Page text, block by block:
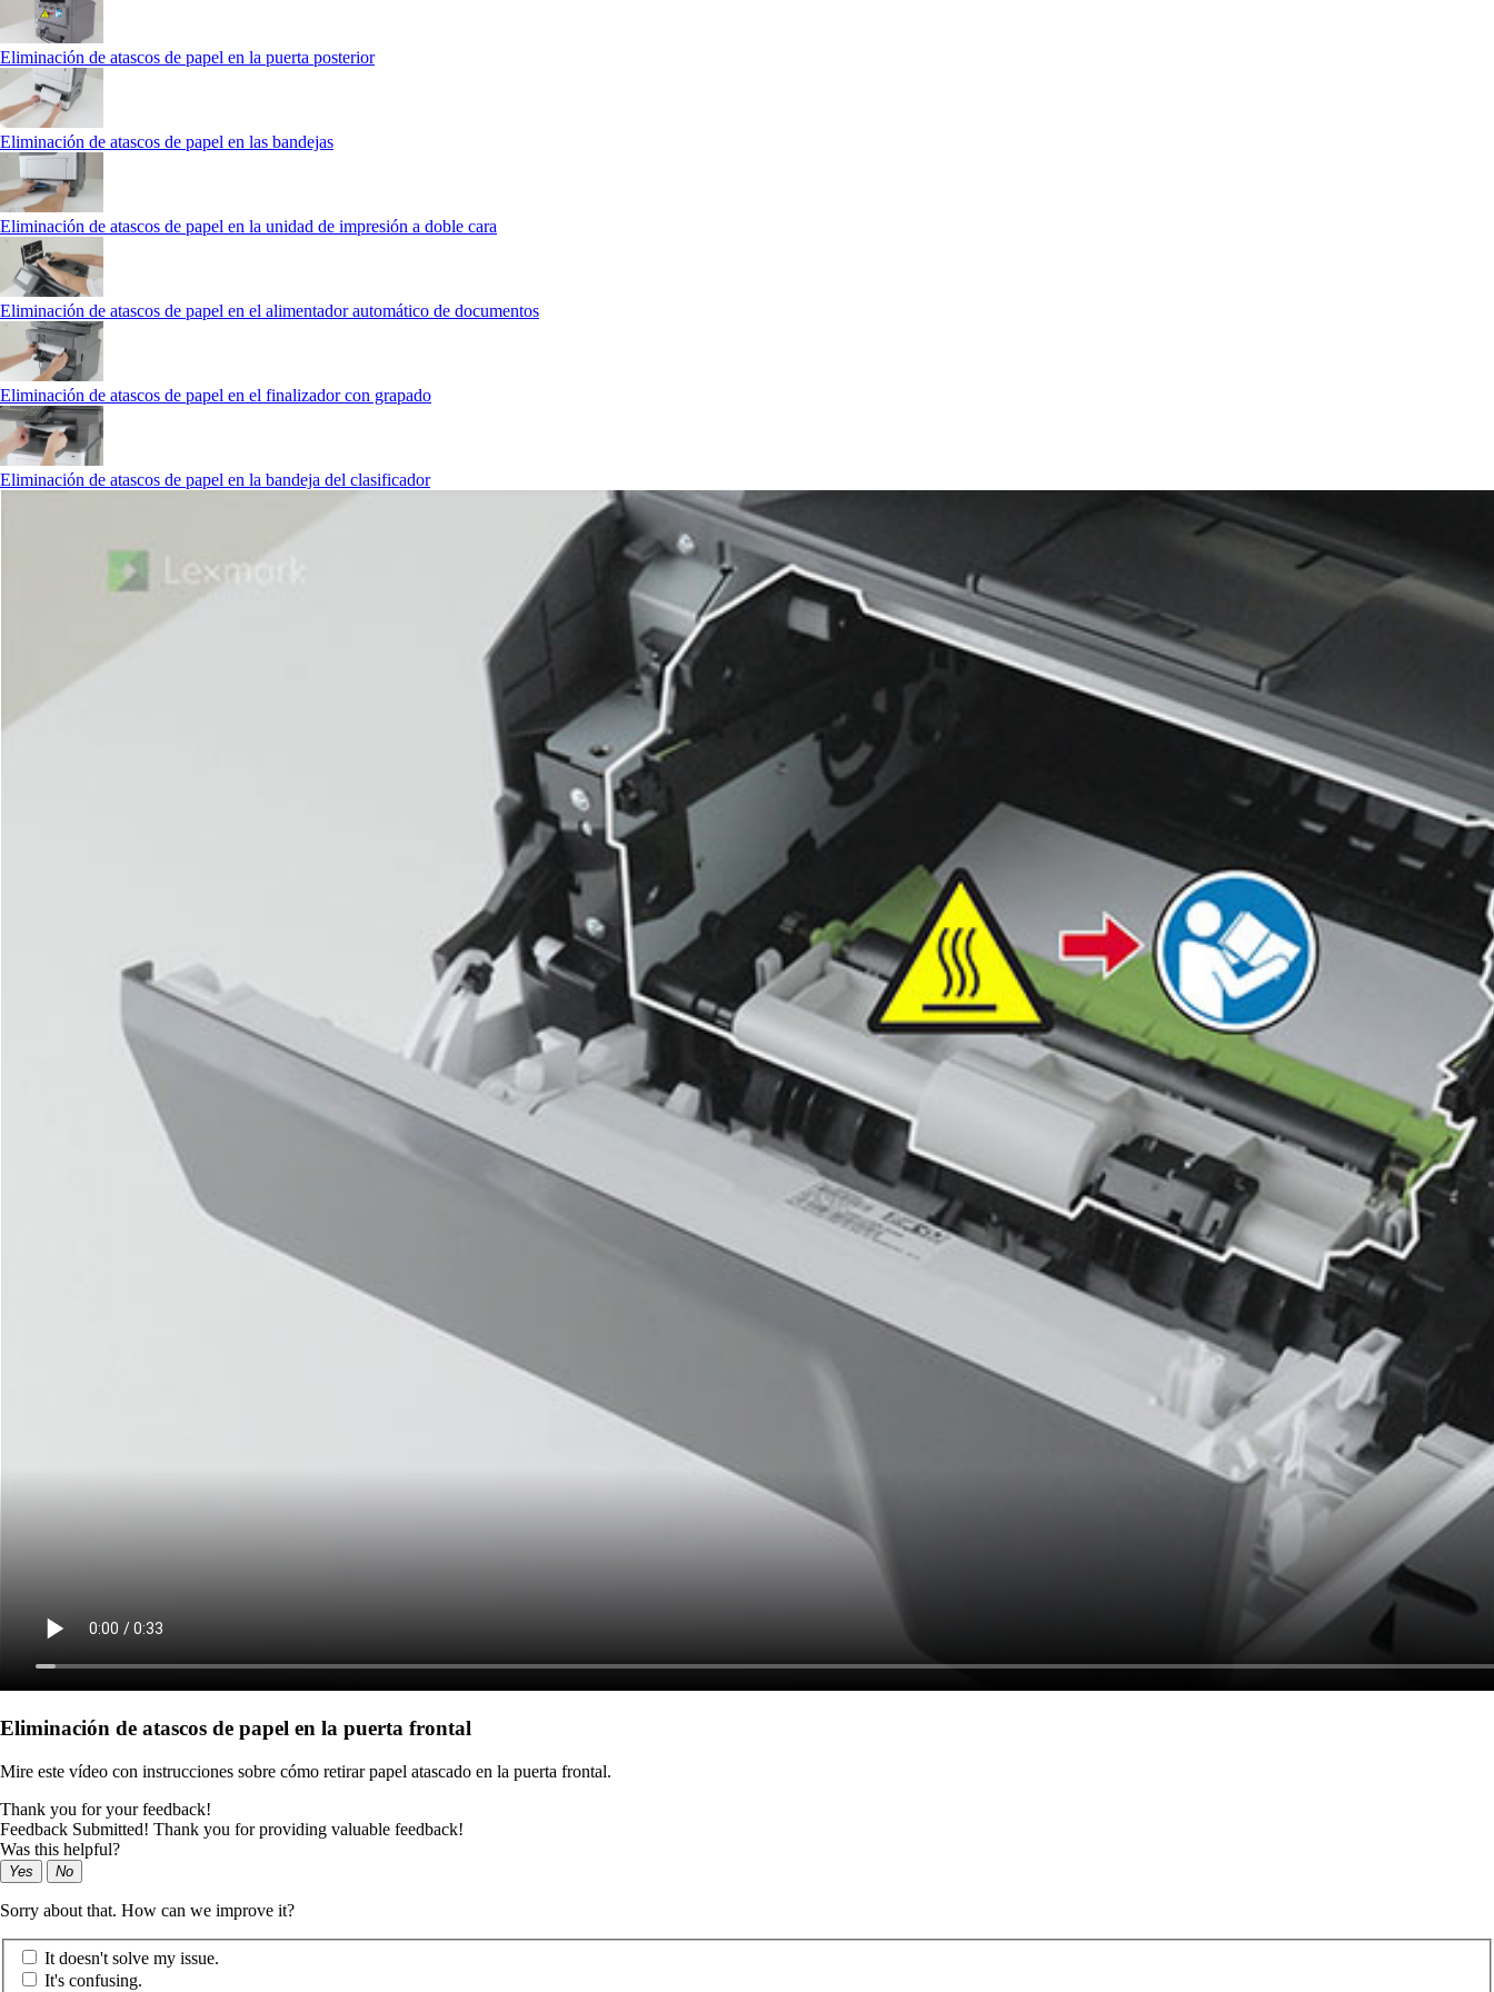
Eliminación de atascos de papel en la puerta posterior
Eliminación de atascos de papel en las bandejas
Eliminación de atascos de papel en la unidad de impresión a doble cara
Eliminación de atascos de papel en el alimentador automático de documentos
Eliminación de atascos de papel en el finalizador con grapado
Eliminación de atascos de papel en la bandeja del clasificador
Eliminación de atascos de papel en la puerta frontal
Mire este vídeo con instrucciones sobre cómo retirar papel atascado en la puerta frontal.
Thank you for your feedback!
Feedback Submitted! Thank you for providing valuable feedback!
Was this helpful?
Yes No
Sorry about that. How can we improve it?
It doesn't solve my issue.
It's confusing.